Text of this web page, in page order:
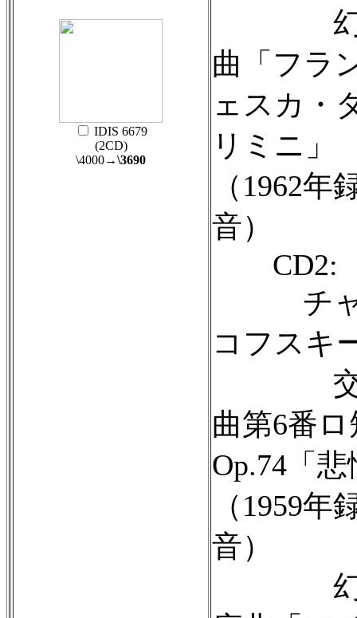
IDIS 6679
(2CD)
\4000→\3690
幻
曲「フラ
ェスカ・
リミニ」
（1962年
音）
CD2:
チャ
コフスキ
交
曲第6番
Op.74「
（1959年
音）
幻